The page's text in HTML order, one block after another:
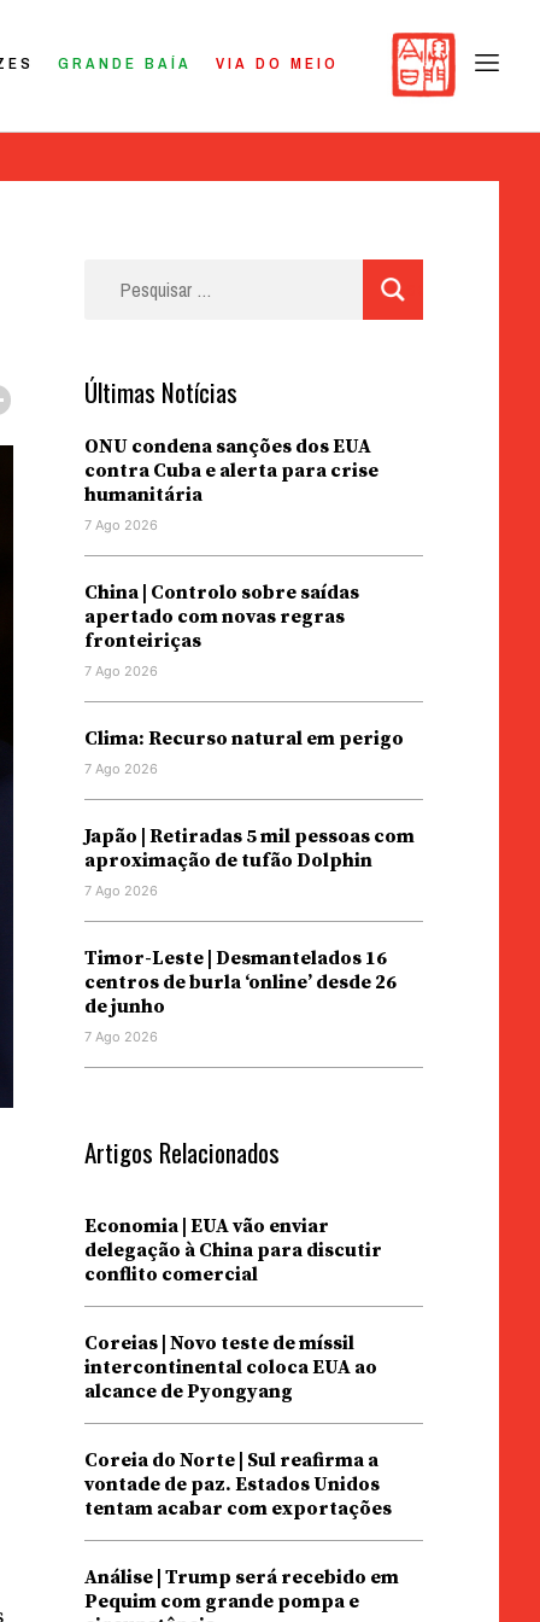
GRANDE BAÍA VIA DO MEIO
Últimas Notícias
ONU condena sanções dos EUA
contra Cuba e alerta para crise
humanitária
7 Ago 2026
China | Controlo sobre saídas
apertado com novas regras
fronteiriças
7 Ago 2026
Clima: Recurso natural em perigo
7 Ago 2026
Japão | Retiradas 5 mil pessoas com
aproximação de tufão Dolphin
7 Ago 2026
Timor-Leste | Desmantelados 16
centros de burla ‘online’ desde 26
de junho
7 Ago 2026
Artigos Relacionados
Economia | EUA vão enviar
delegação à China para discutir
conflito comercial
Coreias | Novo teste de míssil
intercontinental coloca EUA ao
alcance de Pyongyang
Coreia do Norte | Sul reafirma a
vontade de paz. Estados Unidos
tentam acabar com exportações
Análise | Trump será recebido em
Pequim com grande pompa e